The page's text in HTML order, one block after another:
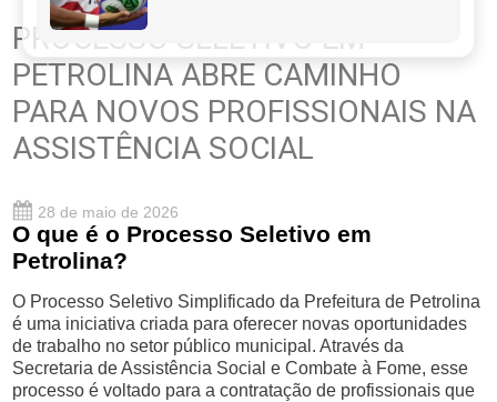
PROCESSO SELETIVO EM
PETROLINA ABRE CAMINHO
PARA NOVOS PROFISSIONAIS NA
ASSISTÊNCIA SOCIAL
28 de maio de 2026
O que é o Processo Seletivo em
Petrolina?
O Processo Seletivo Simplificado da Prefeitura de Petrolina
é uma iniciativa criada para oferecer novas oportunidades
de trabalho no setor público municipal. Através da
Secretaria de Assistência Social e Combate à Fome, esse
processo é voltado para a contratação de profissionais que